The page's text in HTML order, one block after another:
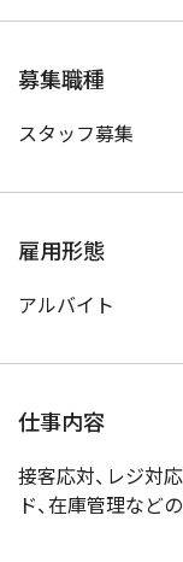
募集職種
スタッフ募集
雇用形態
アルバイト
仕事内容
接客応対、レジ対
ド、在庫管理など